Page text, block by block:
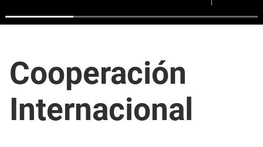
Cooperación
Internacional